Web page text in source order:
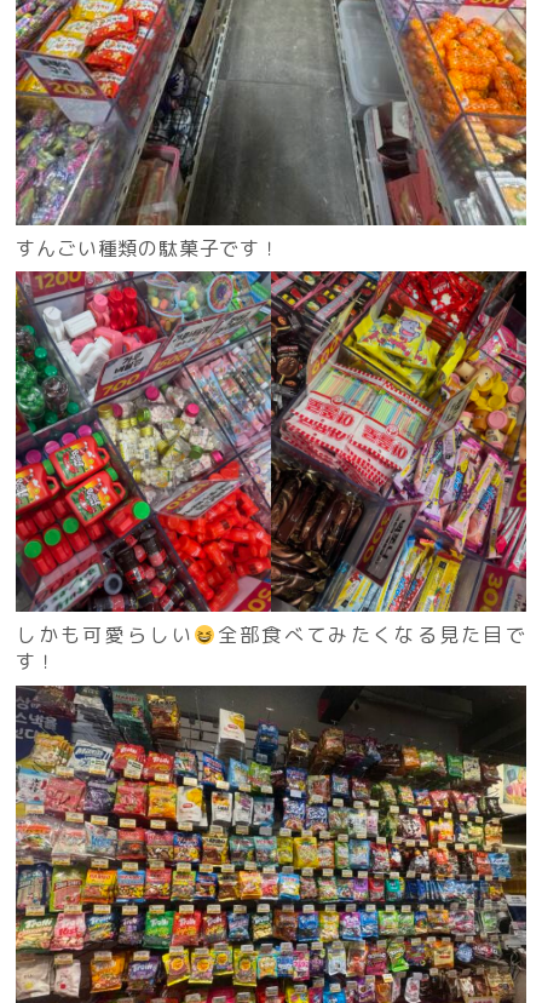
すんごい種類の駄菓子です！
しかも可愛らしい
全部食べてみたくなる見た目で
す！